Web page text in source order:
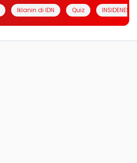
Iklanin di IDN Quiz INSIDENESIA